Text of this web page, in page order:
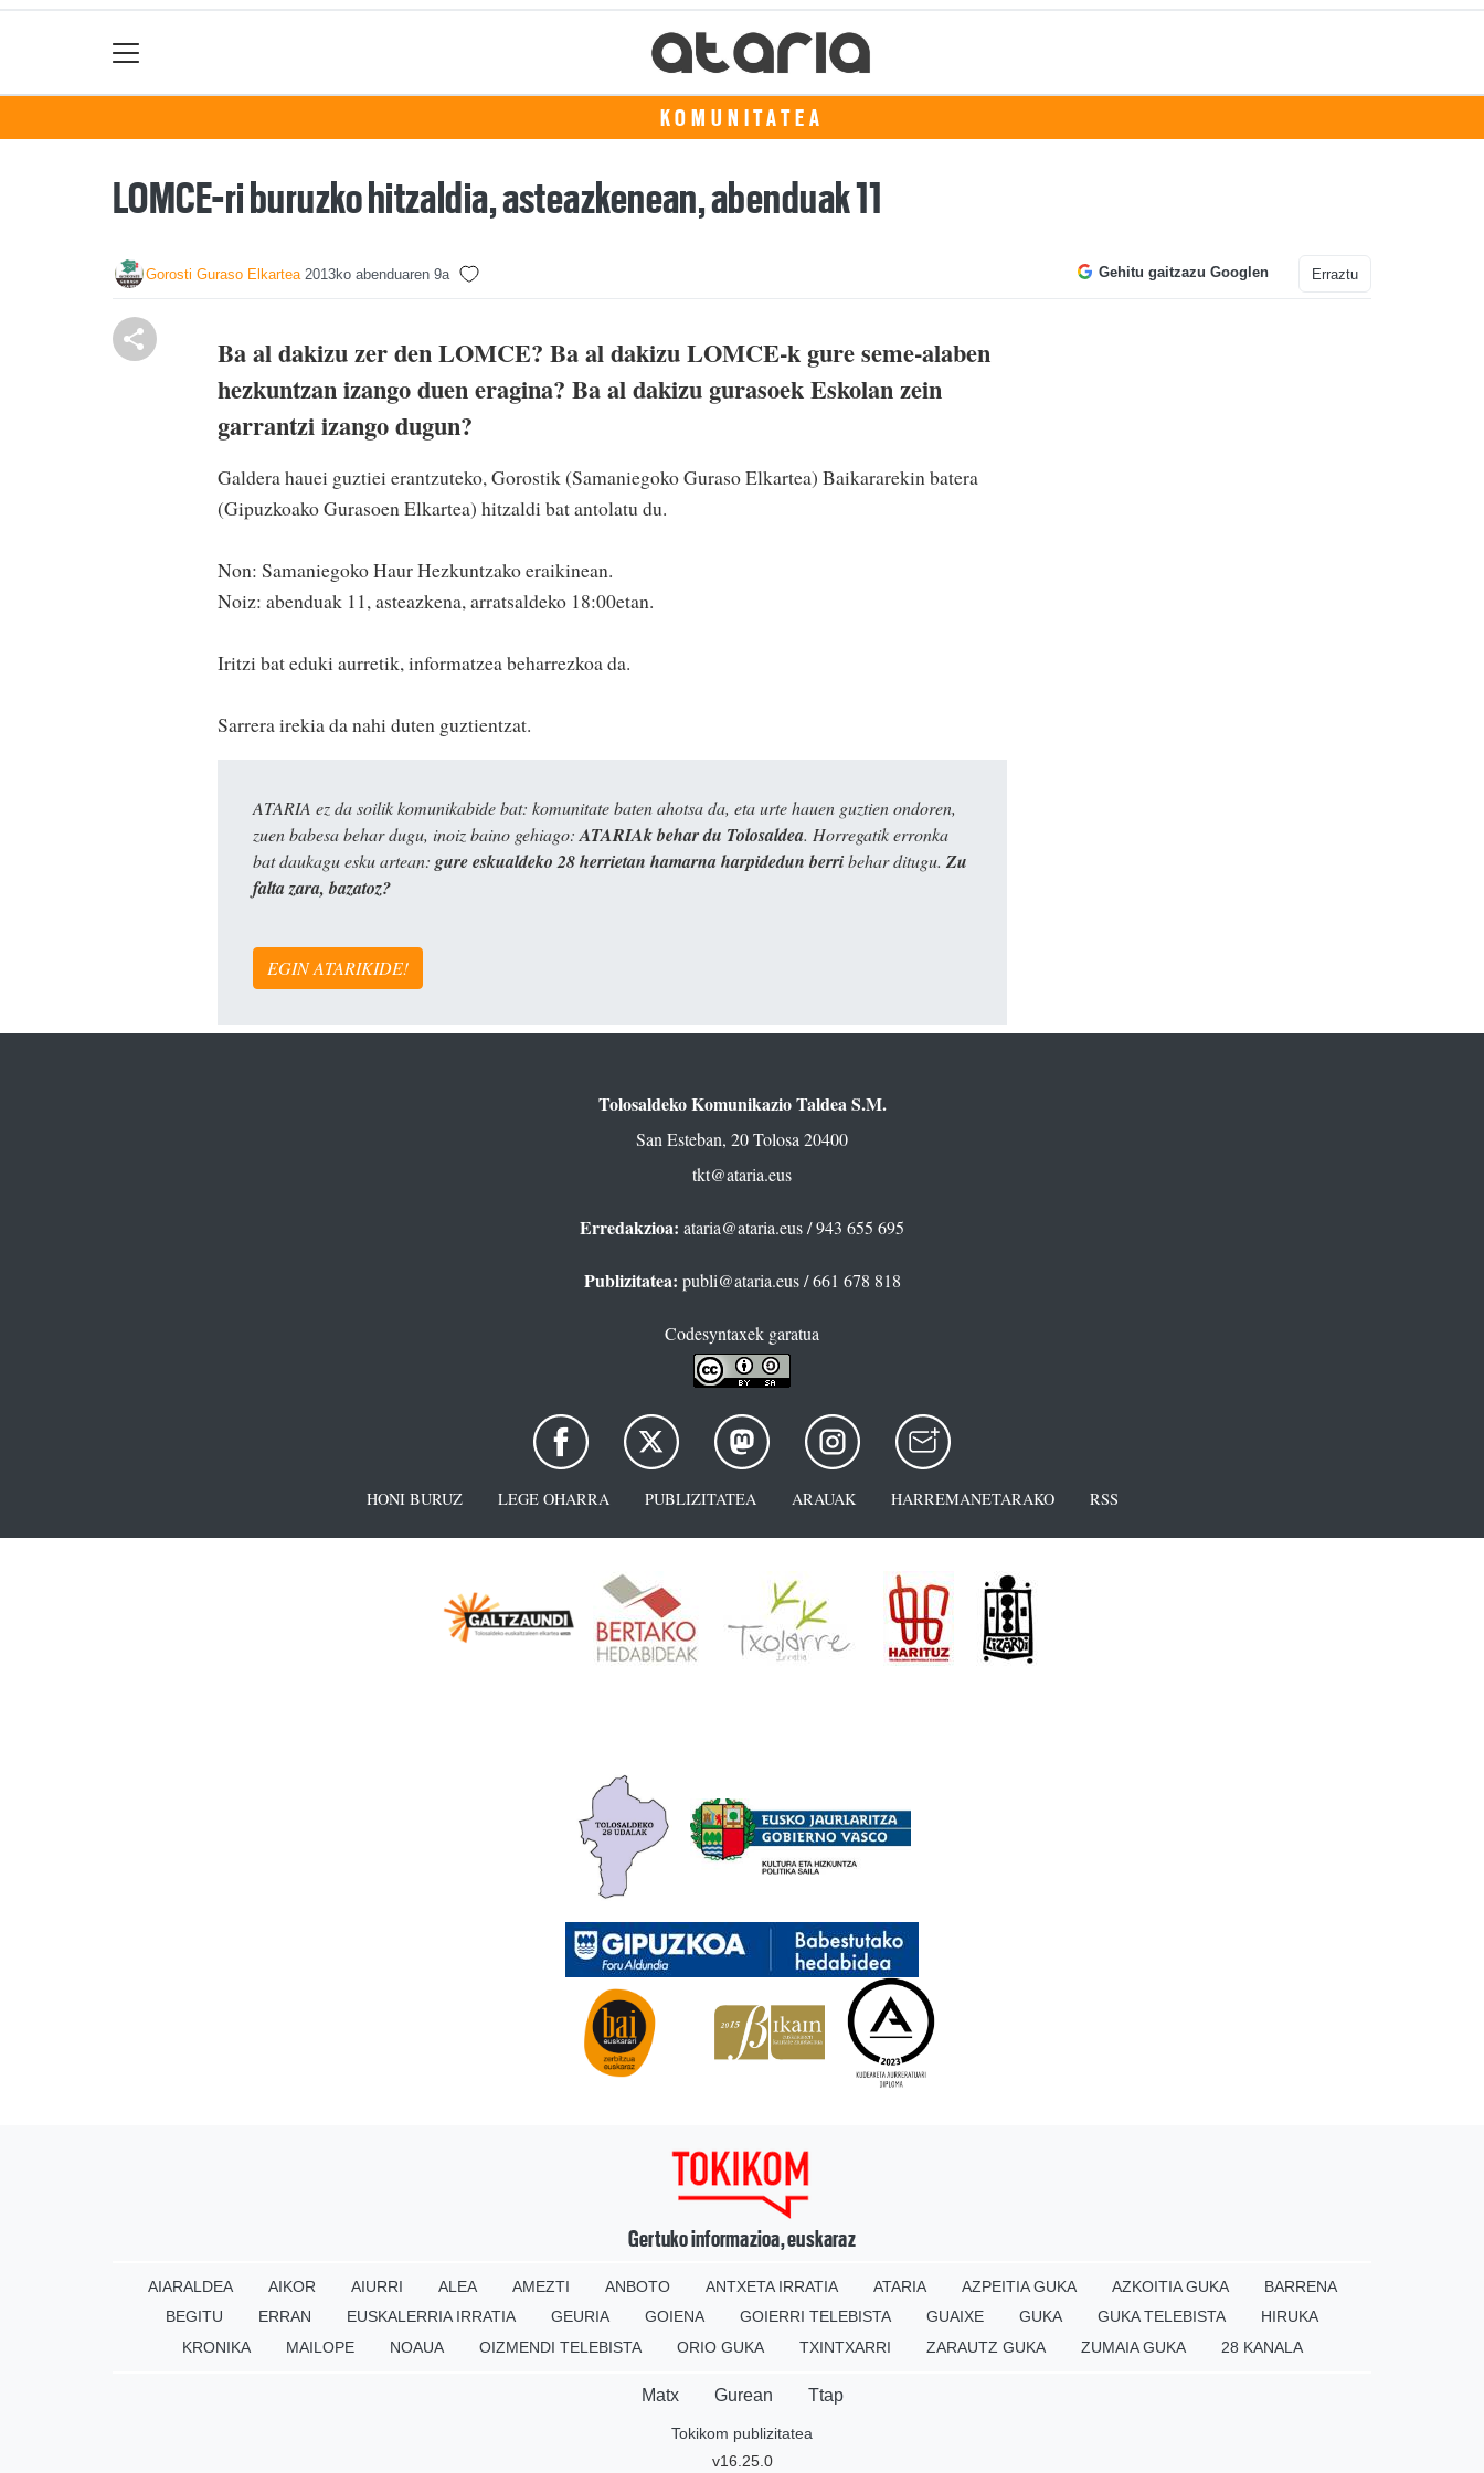
KOMUNITATEA
LOMCE-ri buruzko hitzaldia, asteazkenean, abenduak 11
Gorosti Guraso Elkartea 2013ko abenduaren 9a Gehitu gaitzazu Googlen Erraztu
Ba al dakizu zer den LOMCE? Ba al dakizu LOMCE-k gure seme-alaben
hezkuntzan izango duen eragina? Ba al dakizu gurasoek Eskolan zein
garrantzi izango dugun?
Galdera hauei guztiei erantzuteko, Gorostik (Samaniegoko Guraso Elkartea) Baikararekin batera
(Gipuzkoako Gurasoen Elkartea) hitzaldi bat antolatu du.
Non: Samaniegoko Haur Hezkuntzako eraikinean.
Noiz: abenduak 11, asteazkena, arratsaldeko 18:00etan.
Iritzi bat eduki aurretik, informatzea beharrezkoa da.
Sarrera irekia da nahi duten guztientzat.
ATARIA ez da soilik komunikabide bat: komunitate baten ahotsa da, eta urte hauen guztien ondoren,
zuen babesa behar dugu, inoiz baino gehiago: ATARIAk behar du Tolosaldea. Horregatik erronka
bat daukagu esku artean: gure eskualdeko 28 herrietan hamarna harpidedun berribehar ditugu. Zu
falta zara, bazatoz?
EGIN ATARIKIDE!
Tolosaldeko Komunikazio Taldea S.M.
San Esteban, 20 Tolosa 20400
tkt@ataria.eus
Erredakzioa: ataria@ataria.eus/ 943 655 695
Publizitatea: publi@ataria.eus/ 661 678 818
Codesyntaxek garatua
HONI BURUZ LEGE OHARRA PUBLIZITATEA ARAUAK HARREMANETARAKO RSS
Gertuko informazioa, euskaraz
AIARALDEA AIKOR AIURRI ALEA AMEZTI ANBOTO ANTXETA IRRATIA ATARIA AZPEITIA GUKA AZKOITIA GUKA
BARRENA
BEGITU
ERRAN EUSKALERRIA IRRATIA GEURIA GOIENA GOIERRI TELEBISTA GUAIXE GUKA GUKA TELEBISTA
HIRUKA
KRONIKA
MAILOPE NOAUA OIZMENDI TELEBISTA ORIO GUKA TXINTXARRI ZARAUTZ GUKA ZUMAIA GUKA 28 KANALA
Matx Gurean Ttap
Tokikom publizitatea
v16.25.0